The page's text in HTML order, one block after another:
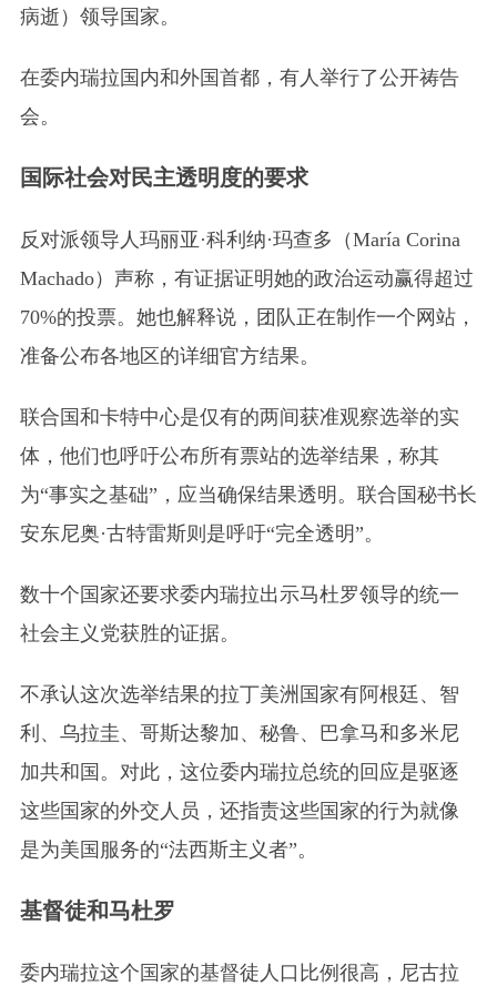
病逝） 领导国家。
在委内瑞拉国内和外国首都，有人举行了公开祷告
会。
国际社会对民主透明度的要求
反对派领导人玛丽亚·科利纳·玛查多 （María Corina
Machado） 声称，有证据证明她的政治运动赢得超过
70%的投票。她也解释说，团队正在制作一个网站，
准备公布各地区的详细官方结果。
联合国和卡特中心是仅有的两间获准观察选举的实
体，他们也呼吁公布所有票站的选举结果，称其
为“事实之基础”，应当确保结果透明。联合国秘书长
安东尼奥·古特雷斯则是呼吁“完全透明”。
数十个国家还要求委内瑞拉出示马杜罗领导的统一
社会主义党获胜的证据。
不承认这次选举结果的拉丁美洲国家有阿根廷、智
利、乌拉圭、哥斯达黎加、秘鲁、巴拿马和多米尼
加共和国。对此，这位委内瑞拉总统的回应是驱逐
这些国家的外交人员，还指责这些国家的行为就像
是为美国服务的“法西斯主义者”。
基督徒和马杜罗
委内瑞拉这个国家的基督徒人口比例很高，尼古拉